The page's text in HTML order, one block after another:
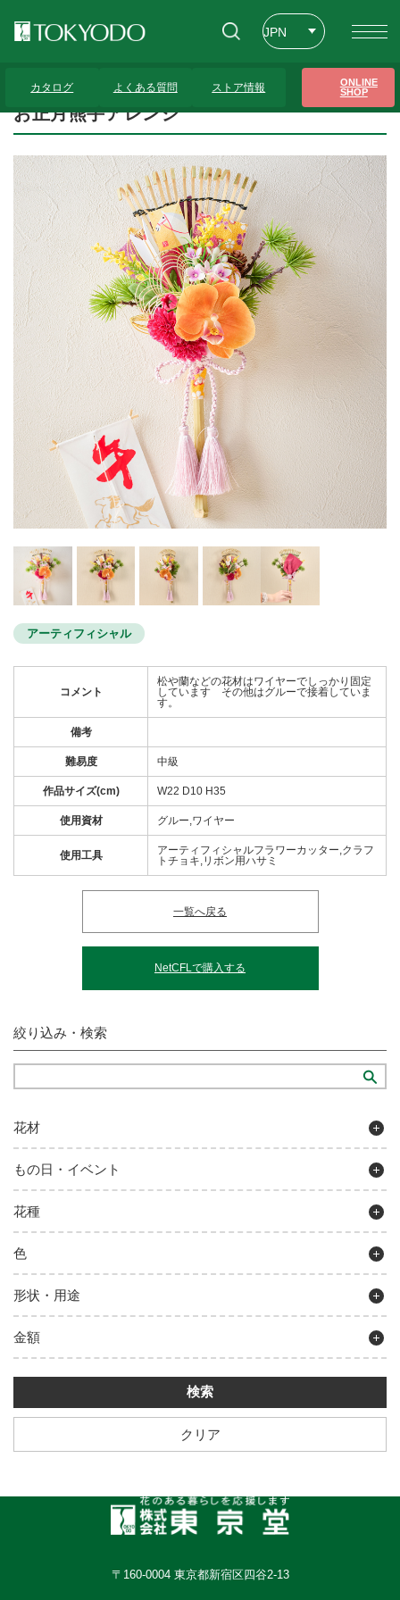
JPN
カタログ よくある質問 ストア情報
ONLINE
SHOP
お正月熊手アレンジ
お正月熊手アレンジ
アーティフィシャル
コメント
松や蘭などの花材はワイヤーでしっかり固定
しています その他はグルーで接着していま
す。
備考
難易度 中級
作品サイズ(cm) W22 D10 H35
使用資材 グルー,ワイヤー
使用工具
アーティフィシャルフラワーカッター,クラフ
トチョキ,リボン用ハサミ
一覧へ戻る
NetCFLで購入する
絞り込み・検索
花材
もの日・イベント
花種
色
形状・用途
金額
クリア
〒160-0004 東京都新宿区四谷2-13